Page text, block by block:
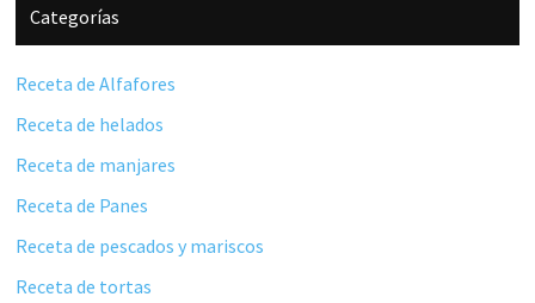
Categorías
Receta de Alfafores
Receta de helados
Receta de manjares
Receta de Panes
Receta de pescados y mariscos
Receta de tortas